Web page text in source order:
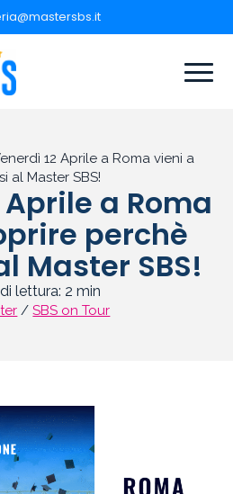
12 Aprile a Roma vieni a
al Master SBS!
a Roma
perchè
Master SBS!
lettura: 2 min
/SBS on Tour